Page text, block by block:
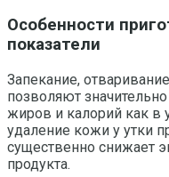
Особенности
показатели
Запекание,
позволяют
жиров и калорий как в
удаление кожи у утки
существенно снижает
продукта.